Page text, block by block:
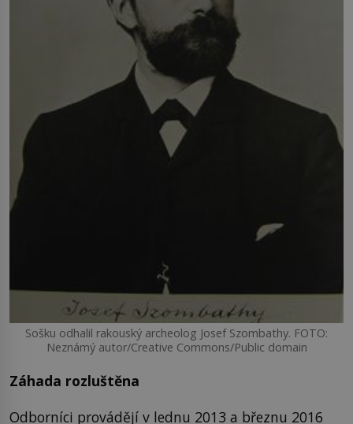
Sošku odhalil rakouský archeolog Josef Szombathy. FOTO:
Neznámý autor/Creative Commons/Public domain
Záhada rozluštěna
Odborníci provádějí v lednu 2013 a březnu 2016